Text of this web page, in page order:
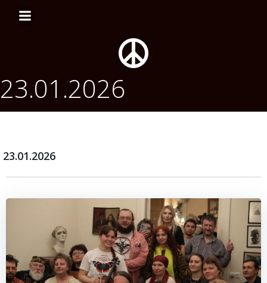
содержимому
23.01.2026
23.01.2026